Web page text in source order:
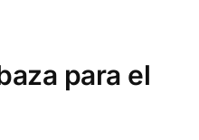
para el